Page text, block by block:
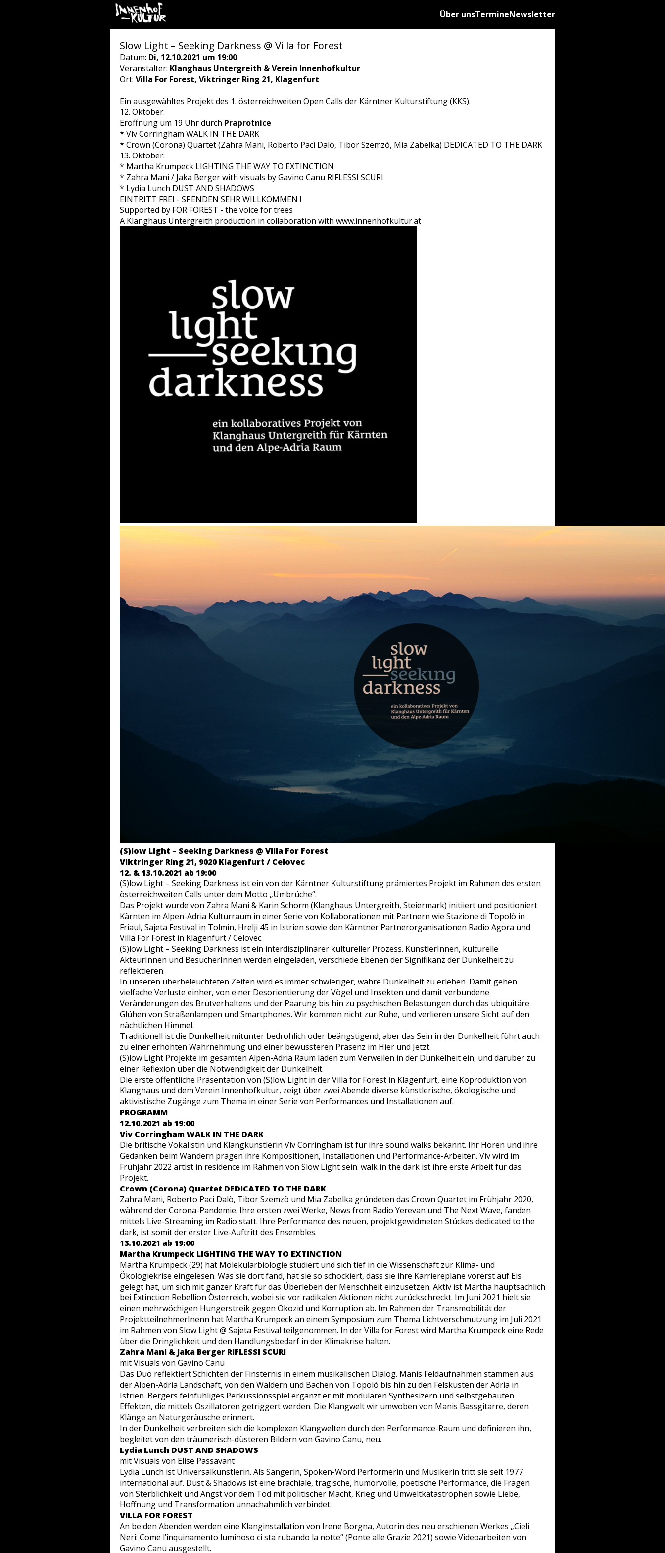
Über unsTermineNewsletter
Slow Light – Seeking Darkness @ Villa for Forest
Datum: Di, 12.10.2021 um 19:00
Veranstalter: Klanghaus Untergreith & Verein Innenhofkultur
Ort: Villa For Forest, Viktringer Ring 21, Klagenfurt
Ein ausgewähltes Projekt des 1. österreichweiten Open Calls der Kärntner Kulturstiftung (KKS).
12. Oktober:
Eröffnung um 19 Uhr durch Praprotnice
* Viv Corringham WALK IN THE DARK
* Crown (Corona) Quartet (Zahra Mani, Roberto Paci Dalò, Tibor Szemzò, Mia Zabelka) DEDICATED TO THE DARK
13. Oktober:
* Martha Krumpeck LIGHTING THE WAY TO EXTINCTION
* Zahra Mani / Jaka Berger with visuals by Gavino Canu RIFLESSI SCURI
* Lydia Lunch DUST AND SHADOWS
EINTRITT FREI - SPENDEN SEHR WILLKOMMEN !
Supported by FOR FOREST - the voice for trees
A Klanghaus Untergreith production in collaboration with www.innenhofkultur.at
(S)low Light – Seeking Darkness @ Villa For Forest
Viktringer RIng 21, 9020 Klagenfurt / Celovec
12. & 13.10.2021 ab 19:00
(S)low Light – Seeking Darkness ist ein von der Kärntner Kulturstiftung prämiertes Projekt im Rahmen des ersten
österreichweiten Calls unter dem Motto „Umbrüche“.
Das Projekt wurde von Zahra Mani & Karin Schorm (Klanghaus Untergreith, Steiermark) initiiert und positioniert
Kärnten im Alpen-Adria Kulturraum in einer Serie von Kollaborationen mit Partnern wie Stazione di Topolò in
Friaul, Sajeta Festival in Tolmin, Hrelji 45 in Istrien sowie den Kärntner Partnerorganisationen Radio Agora und
Villa For Forest in Klagenfurt / Celovec.
(S)low Light – Seeking Darkness ist ein interdisziplinärer kultureller Prozess. KünstlerInnen, kulturelle
AkteurInnen und BesucherInnen werden eingeladen, verschiede Ebenen der Signifikanz der Dunkelheit zu
reflektieren.
In unseren überbeleuchteten Zeiten wird es immer schwieriger, wahre Dunkelheit zu erleben. Damit gehen
vielfache Verluste einher, von einer Desorientierung der Vögel und Insekten und damit verbundene
Veränderungen des Brutverhaltens und der Paarung bis hin zu psychischen Belastungen durch das ubiquitäre
Glühen von Straßenlampen und Smartphones. Wir kommen nicht zur Ruhe, und verlieren unsere Sicht auf den
nächtlichen Himmel.
Traditionell ist die Dunkelheit mitunter bedrohlich oder beängstigend, aber das Sein in der Dunkelheit führt auch
zu einer erhöhten Wahrnehmung und einer bewussteren Präsenz im Hier und Jetzt.
(S)low Light Projekte im gesamten Alpen-Adria Raum laden zum Verweilen in der Dunkelheit ein, und darüber zu
einer Reflexion über die Notwendigkeit der Dunkelheit.
Die erste öffentliche Präsentation von (S)low Light in der Villa for Forest in Klagenfurt, eine Koproduktion von
Klanghaus und dem Verein Innenhofkultur, zeigt über zwei Abende diverse künstlerische, ökologische und
aktivistische Zugänge zum Thema in einer Serie von Performances und Installationen auf.
PROGRAMM
12.10.2021 ab 19:00
Viv CorringhamWALK IN THE DARK
Die britische Vokalistin und Klangkünstlerin Viv Corringham ist für ihre sound walks bekannt. Ihr Hören und ihre
Gedanken beim Wandern prägen ihre Kompositionen, Installationen und Performance-Arbeiten. Viv wird im
Frühjahr 2022 artist in residence im Rahmen von Slow Light sein. walk in the dark ist ihre erste Arbeit für das
Projekt.
Crown (Corona) Quartet DEDICATED TO THE DARK
Zahra Mani, Roberto Paci Dalò, Tibor Szemzö und Mia Zabelka gründeten das Crown Quartet im Frühjahr 2020,
während der Corona-Pandemie. Ihre ersten zwei Werke, News from Radio Yerevan und The Next Wave, fanden
mittels Live-Streaming im Radio statt. Ihre Performance des neuen, projektgewidmeten Stückes dedicated to the
dark, ist somit der erster Live-Auftritt des Ensembles.
13.10.2021 ab 19:00
Martha Krumpeck LIGHTING THE WAY TO EXTINCTION
Martha Krumpeck (29) hat Molekularbiologie studiert und sich tief in die Wissenschaft zur Klima- und
Ökologiekrise eingelesen. Was sie dort fand, hat sie so schockiert, dass sie ihre Karrierepläne vorerst auf Eis
gelegt hat, um sich mit ganzer Kraft für das Überleben der Menschheit einzusetzen. Aktiv ist Martha hauptsächlich
bei Extinction Rebellion Österreich, wobei sie vor radikalen Aktionen nicht zurückschreckt. Im Juni 2021 hielt sie
einen mehrwöchigen Hungerstreik gegen Ökozid und Korruption ab. Im Rahmen der Transmobilität der
ProjektteilnehmerInenn hat Martha Krumpeck an einem Symposium zum Thema Lichtverschmutzung im Juli 2021
im Rahmen von Slow Light @ Sajeta Festival teilgenommen. In der Villa for Forest wird Martha Krumpeck eine Rede
über die Dringlichkeit und den Handlungsbedarf in der Klimakrise halten.
Zahra Mani & Jaka Berger RIFLESSI SCURI
mit Visuals von Gavino Canu
Das Duo reflektiert Schichten der Finsternis in einem musikalischen Dialog. Manis Feldaufnahmen stammen aus
der Alpen-Adria Landschaft, von den Wäldern und Bächen von Topolò bis hin zu den Felsküsten der Adria in
Istrien. Bergers feinfühliges Perkussionsspiel ergänzt er mit modularen Synthesizern und selbstgebauten
Effekten, die mittels Oszillatoren getriggert werden. Die Klangwelt wir umwoben von Manis Bassgitarre, deren
Klänge an Naturgeräusche erinnert.
In der Dunkelheit verbreiten sich die komplexen Klangwelten durch den Performance-Raum und definieren ihn,
begleitet von den träumerisch-düsteren Bildern von Gavino Canu, neu.
Lydia Lunch DUST AND SHADOWS
mit Visuals von Elise Passavant
Lydia Lunch ist Universalkünstlerin. Als Sängerin, Spoken-Word Performerin und Musikerin tritt sie seit 1977
international auf. Dust & Shadows ist eine brachiale, tragische, humorvolle, poetische Performance, die Fragen
von Sterblichkeit und Angst vor dem Tod mit politischer Macht, Krieg und Umweltkatastrophen sowie Liebe,
Hoffnung und Transformation unnachahmlich verbindet.
VILLA FOR FOREST
An beiden Abenden werden eine Klanginstallation von Irene Borgna, Autorin des neu erschienen Werkes „Cieli
Neri: Come l’inquinamento luminoso ci sta rubando la notte“ (Ponte alle Grazie 2021) sowie Videoarbeiten von
Gavino Canu ausgestellt.